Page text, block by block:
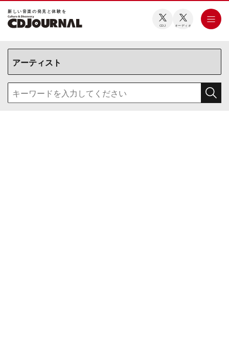
新しい⾳楽の発⾒と体験を
CDJ オーディオ